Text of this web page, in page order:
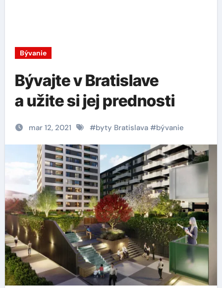
Bývanie
Bývajte v Bratislave
a užite si jej prednosti
mar 12, 2021 #byty Bratislava#bývanie